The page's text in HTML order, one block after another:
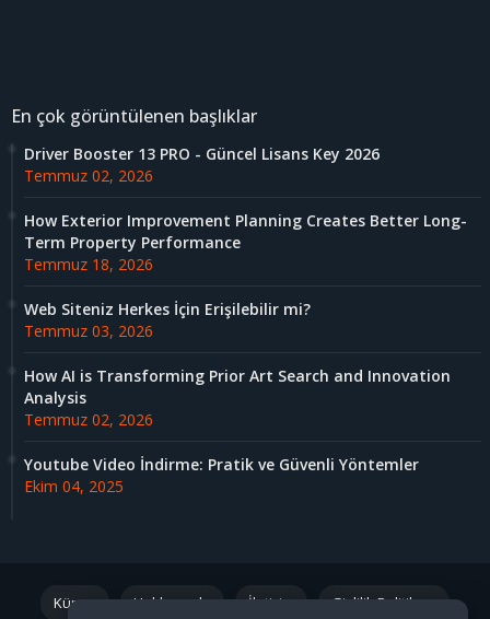
En çok görüntülenen başlıklar
Driver Booster 13 PRO - Güncel Lisans Key 2026
Temmuz 02, 2026
How Exterior Improvement Planning Creates Better Long-
Term Property Performance
Temmuz 18, 2026
Web Siteniz Herkes İçin Erişilebilir mi?
Temmuz 03, 2026
How AI is Transforming Prior Art Search and Innovation
Analysis
Temmuz 02, 2026
Youtube Video İndirme: Pratik ve Güvenli Yöntemler
Ekim 04, 2025
Künye Hakkımızda İletişim Gizlilik Politikası